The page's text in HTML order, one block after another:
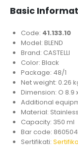
Basic
Code: 41.133.10
Model: BLEND
Brand: CASTELLI
Color: Black
Package: 48/1
Net weight: 0.26
Dimension: O 8.9
Additional
Material:
Capacity: 350 ml
Bar code:
Sertifikati: